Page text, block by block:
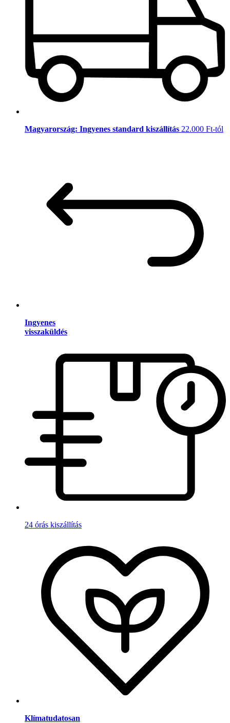
Magyarország: Ingyenes standard kiszállítás 22.000 Ft-tól
Ingyenes
visszaküldés
24 órás kiszállítás
Klímatudatosan